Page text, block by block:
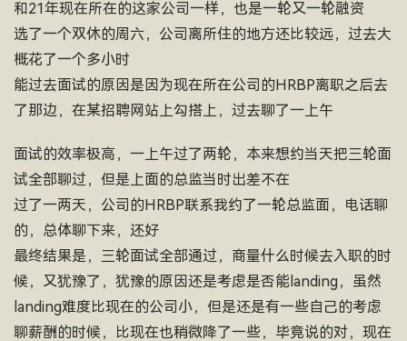
和21年现在所在的这家公司一样，也是一轮又一轮融资
选了一个双休的周六，公司离所住的地方还比较远，过去大
概花了一个多小时
能过去面试的原因是因为现在所在公司的HRBP离职之后去
了那边，在某招聘网站上勾搭上，过去聊了一上午
面试的效率极高，一上午过了两轮，本来想约当天把三轮面
试全部聊过，但是上面的总监当时出差不在
过了一两天，公司的HRBP联系我约了一轮总监面，电话聊
的，总体聊下来，还好
最终结果是，三轮面试全部通过，商量什么时候去入职的时
候，又犹豫了，犹豫的原因还是考虑是否能landing，虽然
landing难度比现在的公司小，但是还是有一些自己的考虑
聊薪酬的时候，比现在也稍微降了一些，毕竟说的对，现在